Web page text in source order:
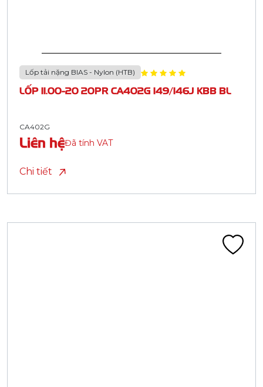
Lốp tải nặng BIAS - Nylon (HTB)
LỐP 11.00-20 20PR CA402G 149/146J KBB BL
CA402G
Liên hệĐã tính VAT
Chi tiết